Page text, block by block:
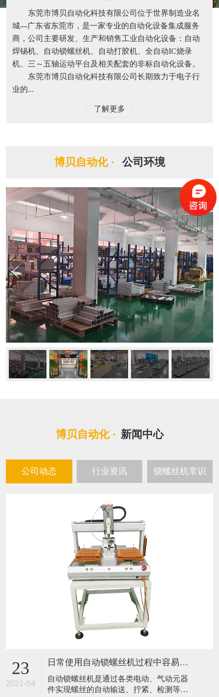
东莞市博贝自动化科技有限公司位于世界制造业名
城---广东省东莞市，是一家专业的自动化设备集成服务
商，公司主要研发、生产和销售工业自动化设备：自动
焊锡机、自动锁螺丝机、自动打胶机、全自动IC烧录
机、三～五轴运动平台及相关配套的非标自动化设备。
东莞市博贝自动化科技有限公司长期致力于电子行
业的...
了解更多
博贝自动化 · 公司环境
博贝自动化 · 新闻中心
公司动态 行业资讯 锁螺丝机常识
23
2021-04
日常使用自动锁螺丝机过程中容易忽视哪些问题？
​自动锁螺丝机是通过各类电动、气动元器
件实现螺丝的自动输送、拧紧、检测等工